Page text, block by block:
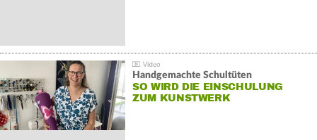
Handgemachte Schultüten
SO WIRD DIE EINSCHULUNG
ZUM KUNSTWERK